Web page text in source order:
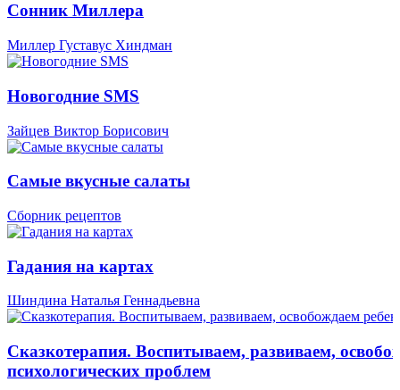
Сонник Миллера
Миллер Густавус Хиндман
Новогодние SMS
Зайцев Виктор Борисович
Самые вкусные салаты
Сборник рецептов
Гадания на картах
Шиндина Наталья Геннадьевна
Сказкотерапия. Воспитываем, развиваем,
психологических проблем